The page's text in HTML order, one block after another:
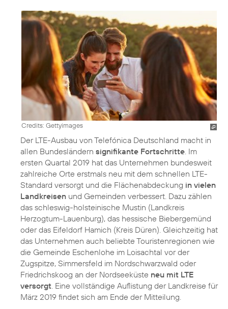
Credits: Gettyimages
Der LTE-Ausbau von Telefónica Deutschland macht in
allen Bundesländern signifikante Fortschritte. Im
ersten Quartal 2019 hat das Unternehmen bundesweit
zahlreiche Orte erstmals neu mit dem schnellen LTE-
Standard versorgt und die Flächenabdeckung in vielen
Landkreisen und Gemeinden verbessert. Dazu zählen
das schleswig-holsteinische Mustin (Landkreis
Herzogtum-Lauenburg), das hessische Biebergemünd
oder das Eifeldorf Hamich (Kreis Düren). Gleichzeitig hat
das Unternehmen auch beliebte Touristenregionen wie
die Gemeinde Eschenlohe im Loisachtal vor der
Zugspitze, Simmersfeld im Nordschwarzwald oder
Friedrichskoog an der Nordseeküste neu mit LTE
versorgt. Eine vollständige Auflistung der Landkreise für
März 2019 findet sich am Ende der Mitteilung.